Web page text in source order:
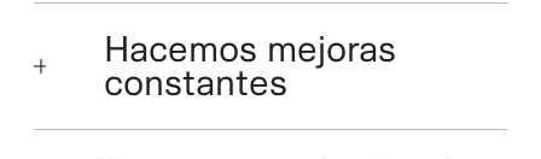
Hacemos mejoras
constantes